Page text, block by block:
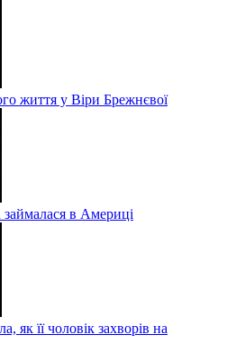
життя у Віри Брежнєвої
в Америці
як її чоловік захворів на